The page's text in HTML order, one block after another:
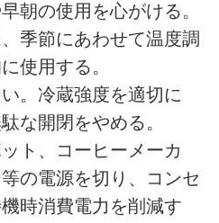
朝の使用を心がける。
季節にあわせて温度調
使用する。
。冷蔵強度を適切に
な開閉をやめる。
ト、コーヒーメーカ
の電源を切り、コンセ
時消費電力を削減す